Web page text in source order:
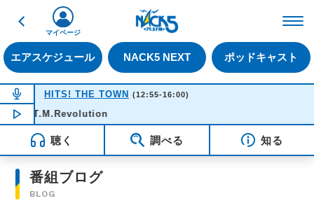
戻る
エアスケジュール NACK5 NEXT ポッドキャスト
マイページ
NOW ON AIR
HITS! THE TOWN (12:55-16:00)
NOW PLAYING13:40
T.M.Revolution
聴く 調べる 知る
番組ブログ
BLOG